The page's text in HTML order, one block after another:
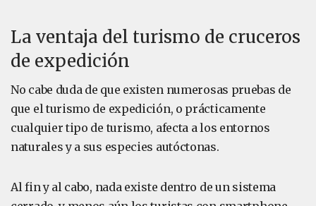
La ventaja del turismo de cruceros
de expedición
No cabe duda de que existen numerosas pruebas de
que el turismo de expedición, o prácticamente
cualquier tipo de turismo, afecta a los entornos
naturales y a sus especies autóctonas.
Al fin y al cabo, nada existe dentro de un sistema